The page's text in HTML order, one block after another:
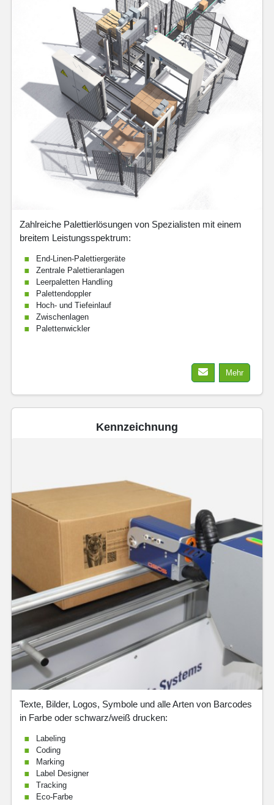
Zahlreiche Palettierlösungen von Spezialisten mit einem
breitem Leistungsspektrum:
End-Linen-Palettiergeräte
Zentrale Palettieranlagen
Leerpaletten Handling
Palettendoppler
Hoch- und Tiefeinlauf
Zwischenlagen
Palettenwickler
Mehr
Kennzeichnung
Texte, Bilder, Logos, Symbole und alle Arten von Barcodes
in Farbe oder schwarz/weiß drucken:
Labeling
Coding
Marking
Label Designer
Tracking
Eco-Farbe